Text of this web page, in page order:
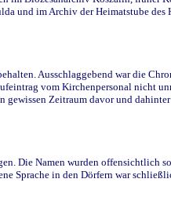
und im Archiv der Heimatstube
Ausschlaggebend war die
vom Kirchenpersonal nicht
Zeitraum davor und
Die Namen wurden offensichtlich
Sprache in den Dörfern war